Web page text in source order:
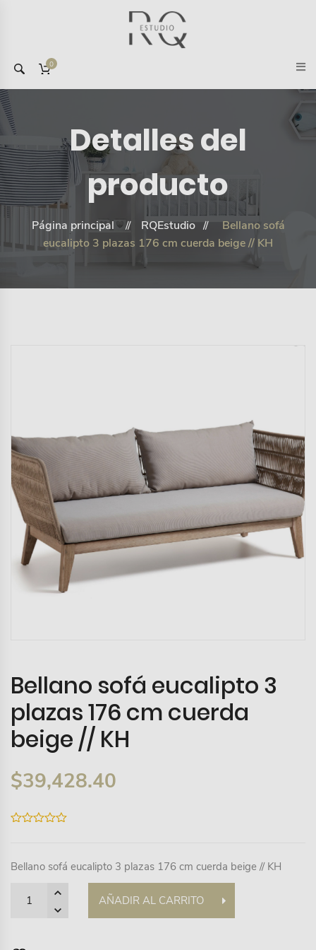
0
Detalles del
producto
Página principal RQEstudio
Bellano sofá
eucalipto 3 plazas 176 cm cuerda beige // KH
Bellano sofá eucalipto 3
plazas 176 cm cuerda
beige // KH
$39,428.40
5
Bellano sofá eucalipto 3 plazas 176 cm cuerda beige // KH
AÑADIR AL CARRITO